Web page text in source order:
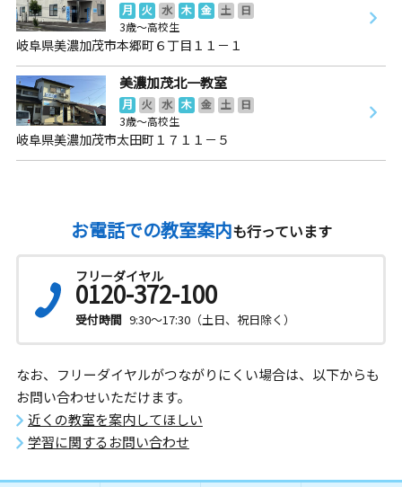
月 火 水 木 金 土
日
3歳～高校生
岐阜県美濃加茂市本郷町６丁目１１－１
美濃加茂北一教室
月 火 水 木 金 土
日
3歳～高校生
岐阜県美濃加茂市太田町１７１１－５
お電話での教室案内も行っています
フリーダイヤル
0120-372-100
受付時間 9:30～17:30（土日、祝日除く）
なお、フリーダイヤルがつながりにくい場合は、以下からも
お問い合わせいただけます。
近くの教室を案内してほしい
学習に関するお問い合わせ